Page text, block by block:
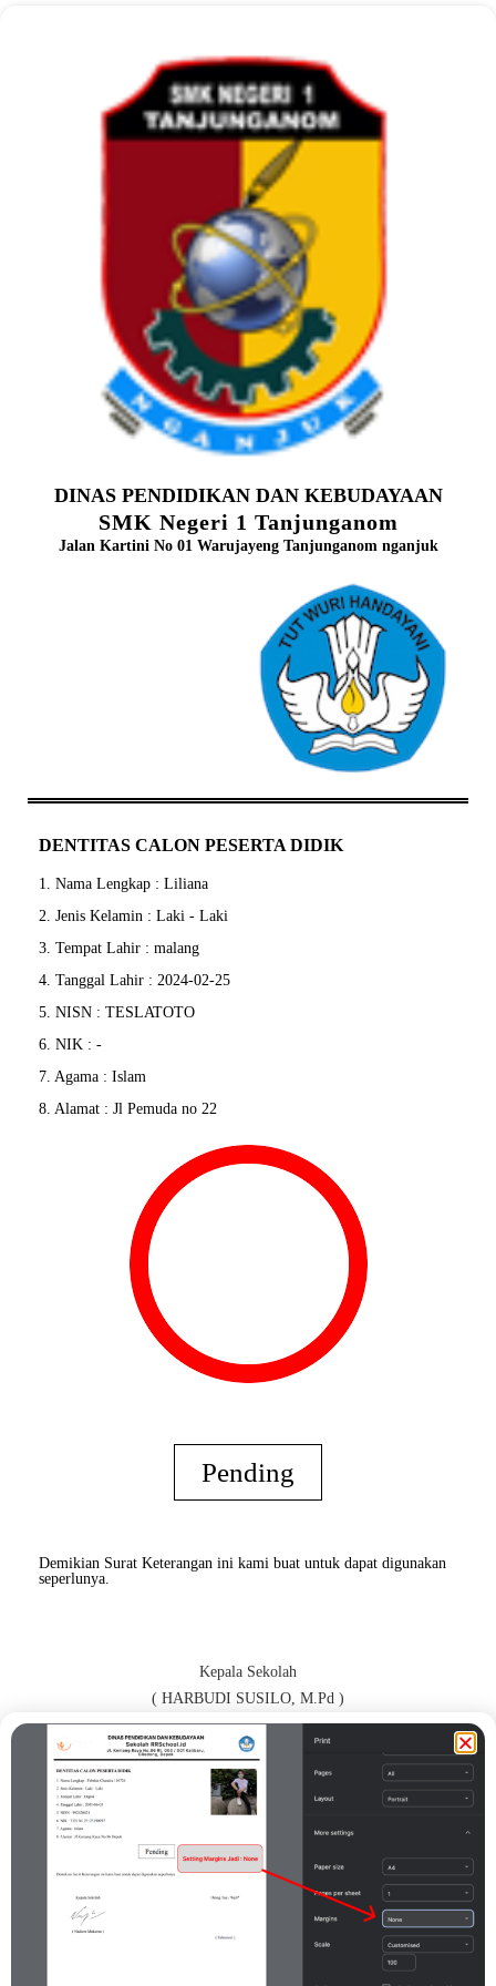
DINAS PENDIDIKAN DAN KEBUDAYAAN
SMK Negeri 1 Tanjunganom
Jalan Kartini No 01 Warujayeng Tanjunganom nganjuk
DENTITAS CALON PESERTA DIDIK
1. Nama Lengkap : Liliana
2. Jenis Kelamin : Laki - Laki
3. Tempat Lahir : malang
4. Tanggal Lahir : 2024-02-25
5. NISN : TESLATOTO
6. NIK : -
7. Agama : Islam
8. Alamat : Jl Pemuda no 22
Pending
Demikian Surat Keterangan ini kami buat untuk dapat digunakan
seperlunya.
Kepala Sekolah
( HARBUDI SUSILO, M.Pd )
Orang Tua / Wali*
( susanto )
Print